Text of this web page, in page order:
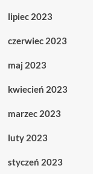
lipiec 2023
czerwiec 2023
maj 2023
kwiecień 2023
marzec 2023
luty 2023
styczeń 2023